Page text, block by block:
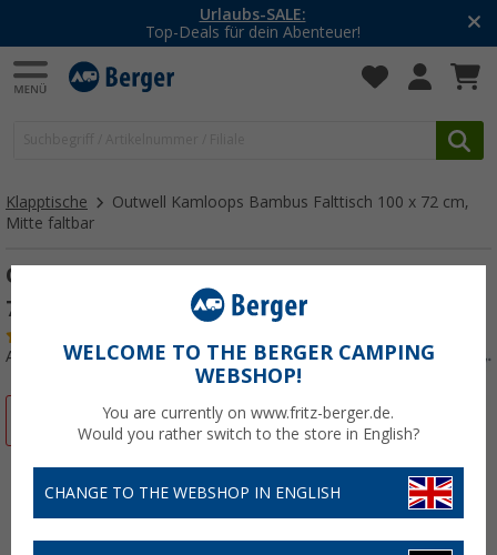
-20% auf Kleidung und Schuhe
Mit dem Aktionscode20SSV
Klapptische
Outwell Kamloops Bambus Falttisch 100 x 72 cm,
Mitte faltbar
Outwell Kamloops Bambus Falttisch 100 x
72 cm, Mitte faltbar
Art.-Nr.: 731000WELCOME TO THE BERGER CAMPING
WEBSHOP!
You are currently on www.fritz-berger.de.
Would you rather switch to the store in English?
CHANGE TO THE WEBSHOP IN ENGLISH